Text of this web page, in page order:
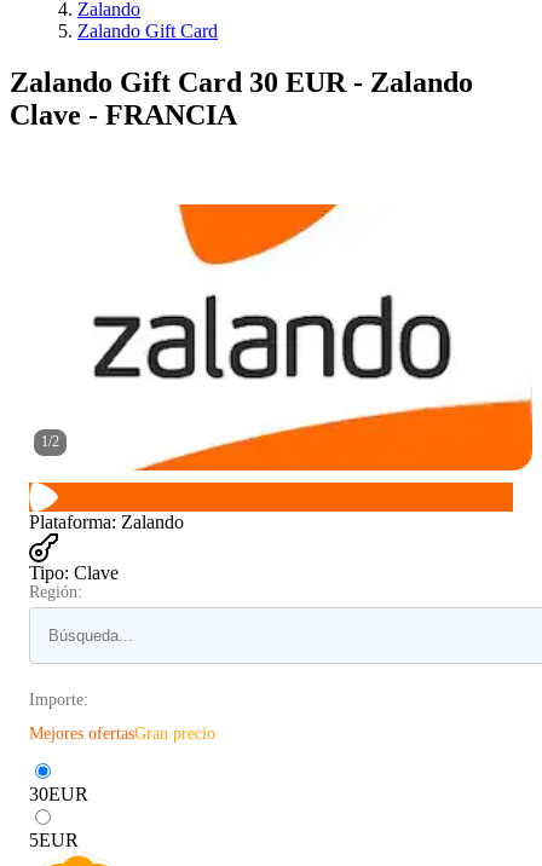
Zalando
Zalando Gift Card
Zalando Gift Card 30 EUR - Zalando
Clave - FRANCIA
1/2
Plataforma: Zalando
Tipo: Clave
Región:
Importe:
Mejores ofertasGran precio
30EUR
5EUR